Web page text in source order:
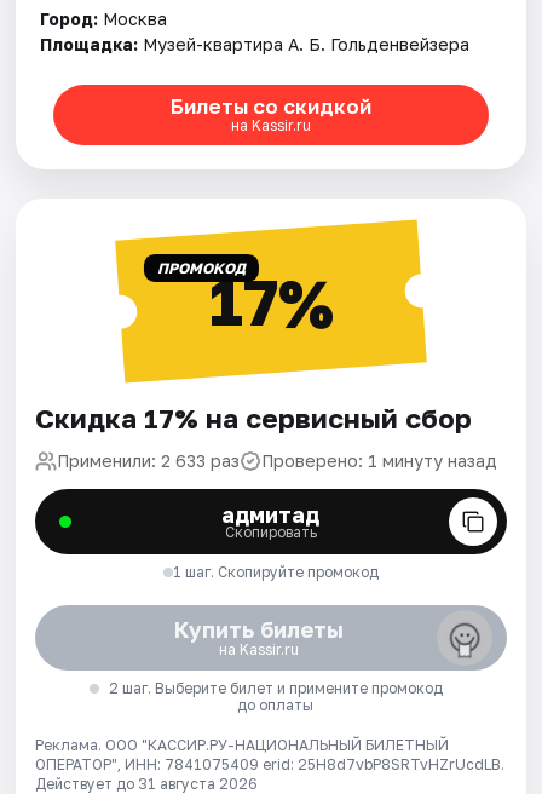
Город: Москва
Площадка: Музей-квартира А. Б. Гольденвейзера
Билеты со скидкой
на Kassir.ru
ПРОМОКОД17%
Скидка 17% на сервисный сбор
Применили: 2 633 раз Проверено: 1 минуту назад
адмитад
Скопировать
1 шаг. Скопируйте промокод
Купить билеты
на Kassir.ru
2 шаг. Выберите билет и примените промокод
до оплаты
Реклама. ООО "КАССИР.РУ-НАЦИОНАЛЬНЫЙ БИЛЕТНЫЙ
ОПЕРАТОР", ИНН: 7841075409 erid: 25H8d7vbP8SRTvHZrUcdLB.
Действует до 31 августа 2026